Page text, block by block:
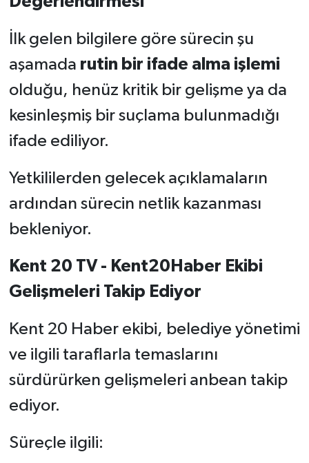
İlk gelen bilgilere göre sürecin şu
aşamada rutin bir ifade alma işlemi
olduğu, henüz kritik bir gelişme ya da
kesinleşmiş bir suçlama bulunmadığı
ifade ediliyor.
Yetkililerden gelecek açıklamaların
ardından sürecin netlik kazanması
bekleniyor.
Kent 20 TV - Kent20Haber Ekibi
Gelişmeleri Takip Ediyor
Kent 20 Haber ekibi, belediye yönetimi
ve ilgili taraflarla temaslarını
sürdürürken gelişmeleri anbean takip
ediyor.
Süreçle ilgili: